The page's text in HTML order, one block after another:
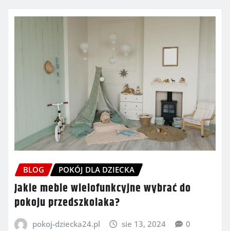
BLOG POKÓJ DLA DZIECKA
Jakie meble wielofunkcyjne wybrać do
pokoju przedszkolaka?
pokoj-dziecka24.pl sie 13, 2024 0